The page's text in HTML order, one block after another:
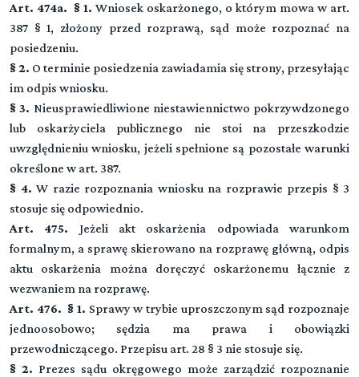
Art. 474a. § 1. Wniosek oskarżonego, o którym mowa w art.
387 § 1, złożony przed rozprawą, sąd może rozpoznać na
posiedzeniu.
§ 2. O terminie posiedzenia zawiadamia się strony, przesyłając
im odpis wniosku.
§ 3. Nieusprawiedliwione niestawiennictwo pokrzywdzonego
lub oskarżyciela publicznego nie stoi na przeszkodzie
uwzględnieniu wniosku, jeżeli spełnione są pozostałe warunki
określone w art. 387.
§ 4. W razie rozpoznania wniosku na rozprawie przepis § 3
stosuje się odpowiednio.
Art. 475. Jeżeli akt oskarżenia odpowiada warunkom
formalnym, a sprawę skierowano na rozprawę główną, odpis
aktu oskarżenia można doręczyć oskarżonemu łącznie z
wezwaniem na rozprawę.
Art. 476. § 1. Sprawy w trybie uproszczonym sąd rozpoznaje
jednoosobowo; sędzia ma prawa i obowiązki
przewodniczącego. Przepisu art. 28 § 3 nie stosuje się.
§ 2. Prezes sądu okręgowego może zarządzić rozpoznanie